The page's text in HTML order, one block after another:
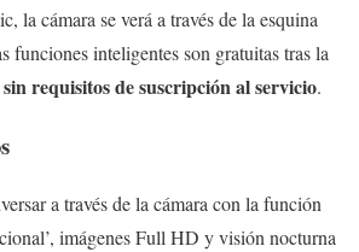
la cámara se verá a través de la esquina
funciones inteligentes son gratuitas tras la
sin requisitos de suscripción al servicio.
a través de la cámara con la función
imágenes Full HD y visión nocturna